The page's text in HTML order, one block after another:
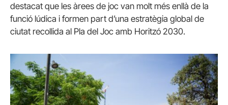
destacat que les àrees de joc van molt més enllà de la
funció lúdica i formen part d’una estratègia global de
ciutat recollida al Pla del Joc amb Horitzó 2030.